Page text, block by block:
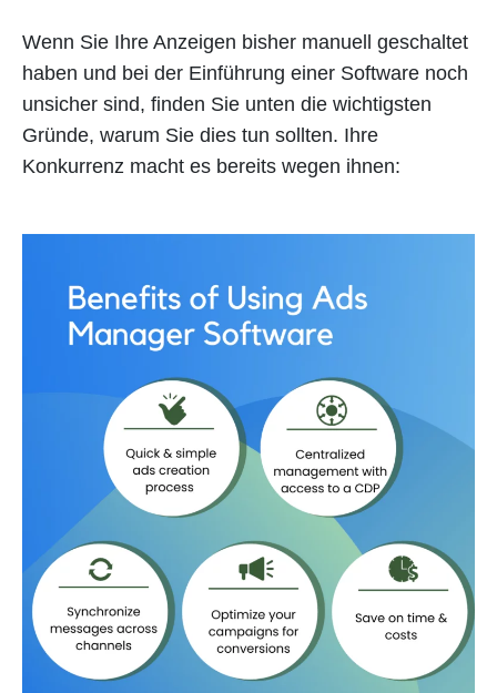
Wenn Sie Ihre Anzeigen bisher manuell geschaltet
haben und bei der Einführung einer Software noch
unsicher sind, finden Sie unten die wichtigsten
Gründe, warum Sie dies tun sollten. Ihre
Konkurrenz macht es bereits wegen ihnen: